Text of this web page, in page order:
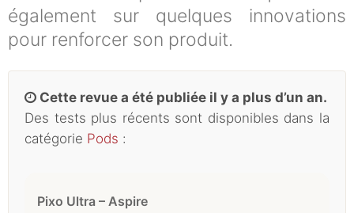
également sur quelques innovations
pour renforcer son produit.
Cette revue a été publiée il y a plus d’un an.
Des tests plus récents sont disponibles dans la
catégorie Pods :
Pixo Ultra – Aspire